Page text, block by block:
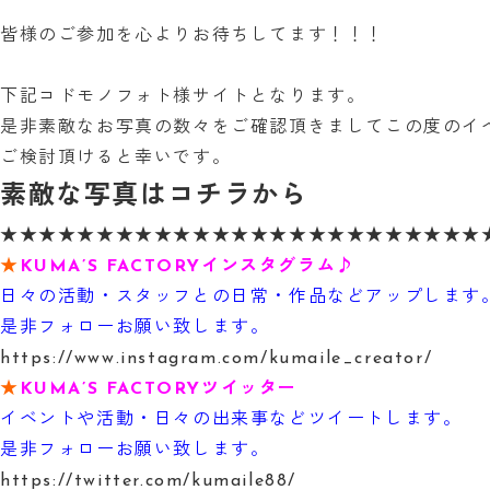
皆様のご参加を心よりお待ちしてます！！！
下記コドモノフォト様サイトとなります。
是非素敵なお写真の数々をご確認頂きましてこの度のイ
ご検討頂けると幸いです。
素敵な写真はコチラから
★ KUMA’S FACTORYインスタグラム♪
日々の活動・スタッフとの日常・作品などアップします
是非フォローお願い致します。
https://www.instagram.com/kumaile_creator/
★ KUMA’S FACTORYツイッター
イベントや活動・日々の出来事などツイートします。
是非フォローお願い致します。
https://twitter.com/kumaile88/